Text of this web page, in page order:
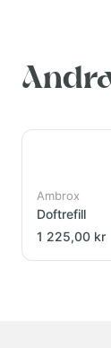
Ambrox
Doftrefill
1 225,00 kr